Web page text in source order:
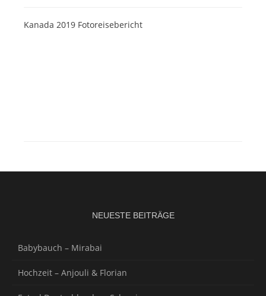
Kanada 2019 Fotoreisebericht
NEUESTE BEITRÄGE
Babybauch – Mirabai
Hochzeit – Anjouli & Florian